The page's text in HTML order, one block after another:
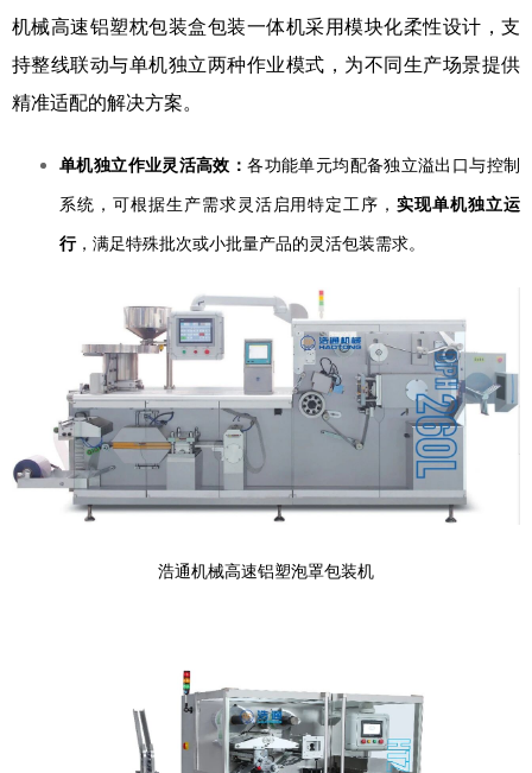
机械高速铝塑枕包装盒包装一体机采用模块化柔性设计，支
持整线联动与单机独立两种作业模式，为不同生产场景提供
精准适配的解决方案。
单机独立作业灵活高效：各功能单元均配备独立溢出口与控制
系统，可根据生产需求灵活启用特定工序，实现单机独立运
行，满足特殊批次或小批量产品的灵活包装需求。
浩通机械高速铝塑泡罩包装机